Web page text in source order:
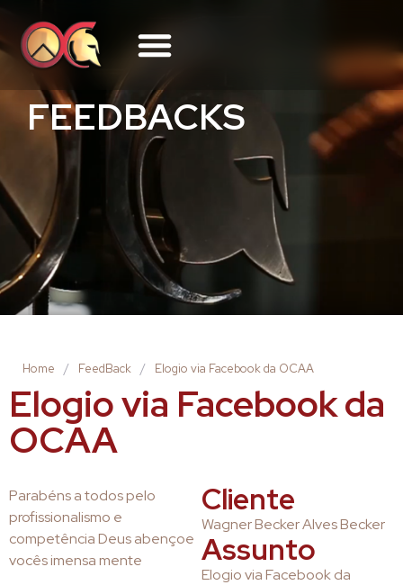
FEEDBACKS
Home / FeedBack / Elogio via Facebook da OCAA
Elogio via Facebook da
OCAA
Parabéns a todos pelo
profissionalismo e
competência Deus abençoe
vocês imensa mente
Cliente
Wagner Becker Alves Becker
Assunto
Elogio via Facebook da